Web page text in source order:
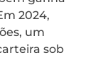
2024,
um
sob